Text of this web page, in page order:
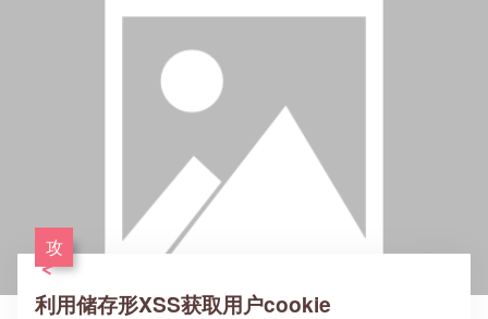
攻
利用储存形XSS获取用户cookie